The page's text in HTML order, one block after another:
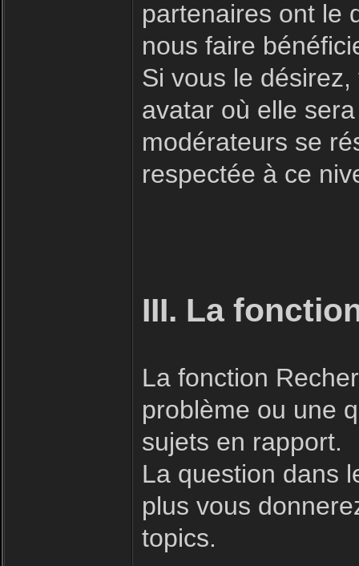
partenaires ont le
nous faire
Si vous le
avatar où elle
modérateurs se
respectée à ce
III. La
La fonction
problème ou une
sujets en rapport.
La question dans
plus vous
topics.